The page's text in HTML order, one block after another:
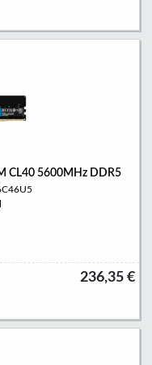
CL40 5600MHz DDR5
236,35 €